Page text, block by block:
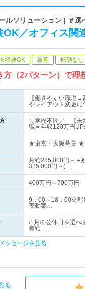
ルソリューション | ＃
OK／オフィス関
経験OK 急募 転勤なし
方（2パターン）で理
【働きやすい職場
やレイアウト変更に
＼学歴不問／ 【
職＝年収120万円
★東京・大阪募集 ★
月給285.000円～＋
325.000円～(…
400万円～700万円
9：00～18：00※配
夜勤案…
# 月の公休日を選べ
有給…
ッセージを見る
る